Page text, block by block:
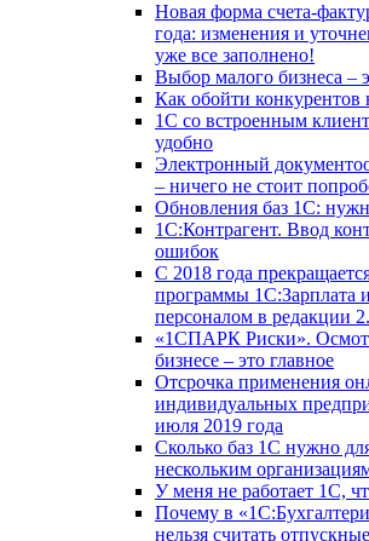
Новая форма счета-
года: изменения и
уже все заполнено!
Выбор малого бизнеса –
Как обойти конкурентов
1C со встроенным
удобно
Электронный
– ничего не стоит
Обновления баз 1С:
1С:Контрагент. Ввод
ошибок
С 2018 года
программы 1С:Зарплата
персоналом в редакции
«1СПАРК Риски».
бизнесе – это главное
Отсрочка применения
индивидуальных
июля 2019 года
Сколько баз 1C нужно
нескольким
У меня не работает 1С,
Почему в
нельзя считать